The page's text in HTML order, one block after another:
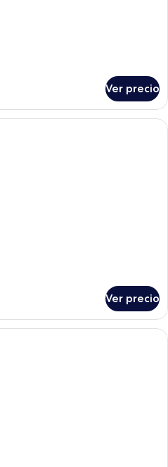
Ver precio
Habitación de hotel con una cama
Ver precio
Un dormitorio con cama, escritorio,